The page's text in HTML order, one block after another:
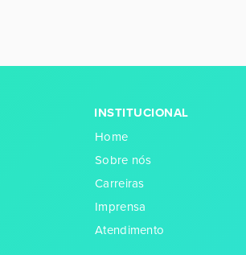
INSTITUCIONAL
Home
Sobre nós
Carreiras
Imprensa
Atendimento